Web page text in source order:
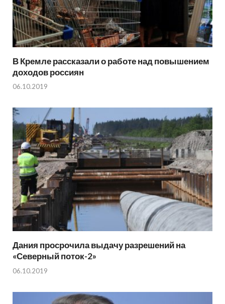
В Кремле рассказали о работе над повышением
доходов россиян
06.10.2019
Дания просрочила выдачу разрешений на
«Северный поток-2»
06.10.2019